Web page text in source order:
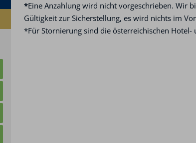
*Eine Anzahlung wird nicht vorgeschrieben. Wir
Gültigkeit zur Sicherstellung, es wird nichts im
*Für Stornierung sind die österreichischen Hotel-